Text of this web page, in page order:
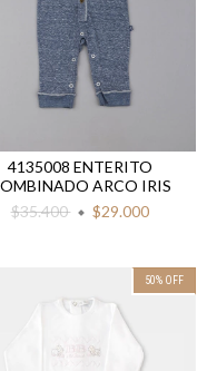
4135008 ENTERITO
ARCO IRIS
$35.400
$29.000
50% OFF